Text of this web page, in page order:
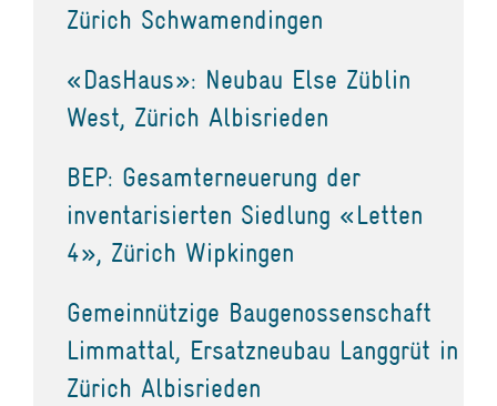
Zürich Schwamendingen
«DasHaus»: Neubau Else Züblin
West, Zürich Albisrieden
BEP: Gesamterneuerung der
inventarisierten Siedlung «Letten
4», Zürich Wipkingen
Gemeinnützige Baugenossenschaft
Limmattal, Ersatzneubau Langgrüt in
Zürich Albisrieden